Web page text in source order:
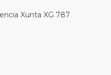
Xunta XG 787